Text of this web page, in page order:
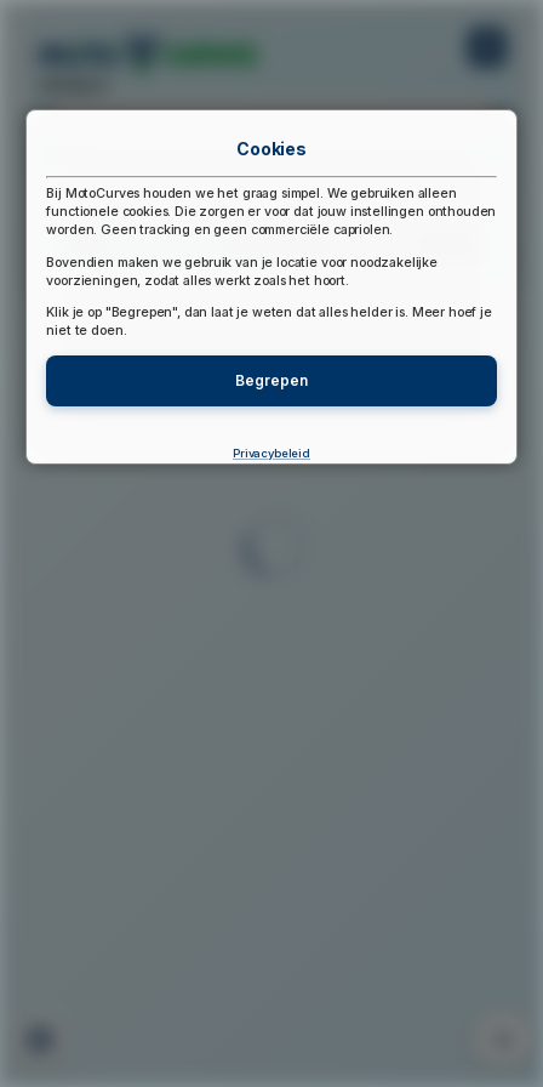
▲
Cookies
Bij MotoCurves houden we het graag simpel. We gebruiken alleen
functionele cookies. Die zorgen er voor dat jouw instellingen onthouden
worden. Geen tracking en geen commerciële capriolen.
Bovendien maken we gebruik van je locatie voor noodzakelijke
voorzieningen, zodat alles werkt zoals het hoort.
Klik je op "Begrepen", dan laat je weten dat alles helder is. Meer hoef je
niet te doen.
Begrepen
Privacybeleid